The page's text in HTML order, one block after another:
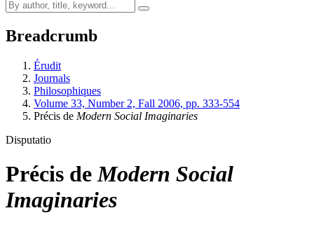
Breadcrumb
Érudit
Journals
Philosophiques
Volume 33, Number 2, Fall 2006, pp. 333-554
Précis de Modern Social Imaginaries
Disputatio
Précis de Modern Social
Imaginaries